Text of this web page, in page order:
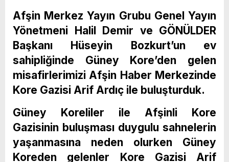
Afşin Merkez Yayın Grubu Genel Yayın
Yönetmeni Halil Demir ve GÖNÜLDER
Başkanı Hüseyin Bozkurt’un ev
sahipliğinde Güney Kore’den gelen
misafirlerimizi Afşin Haber Merkezinde
Kore Gazisi Arif Ardıç ile buluşturduk.
Güney Koreliler ile Afşinli Kore
Gazisinin buluşması duygulu sahnelerin
yaşanmasına neden olurken Güney
Koreden gelenler Kore Gazisi Arif